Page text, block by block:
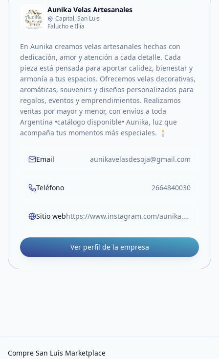
Aunika Velas Artesanales
Capital, San Luis
Falucho e Illia
En Aunika creamos velas artesanales hechas con
dedicación, amor y atención a cada detalle. Cada
pieza está pensada para aportar calidez, bienestar y
armonía a tus espacios. Ofrecemos velas decorativas,
aromáticas, souvenirs y diseños personalizados para
regalos, eventos y emprendimientos. Realizamos
ventas por mayor y menor, con envíos a toda
Argentina •catálogo disponible• Aunika, luz que
acompaña tus momentos más especiales. 🕯️
Email aunikavelasdesoja@gmail.com
Teléfono 2664840030
Sitio web https://www.instagram.com/aunika.velasartesanales?igsh=MTM4aTBhbTNndjhjaQ==
Ver perfil de la empresa
Compre San Luis Marketplace